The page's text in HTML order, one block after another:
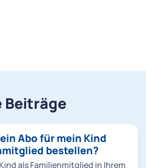
Beiträge
Abo für mein Kind
bestellen?
als Familienmitglied in Ihrem